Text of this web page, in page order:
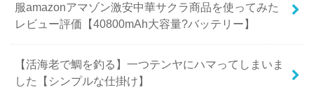
服amazonアマゾン激安中華サクラ商品を使ってみた
レビュー評価【40800mAh大容量?バッテリー】
【活海老で鯛を釣る】一つテンヤにハマってしまいま
した【シンプルな仕掛け】